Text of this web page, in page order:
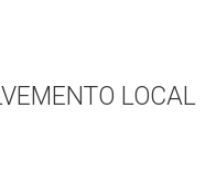
LOCAL